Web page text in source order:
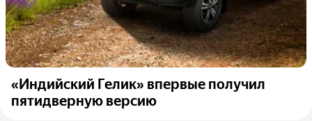
«Индийский Гелик» впервые получил
пятидверную версию